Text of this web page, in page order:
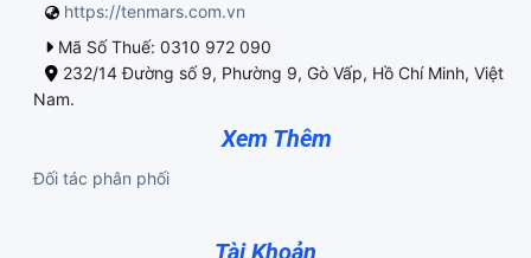
https://tenmars.com.vn
Mã Số Thuế: 0310 972 090
232/14 Đường số 9, Phường 9, Gò Vấp, Hồ Chí Minh, Việt
Nam.
Xem Thêm
Đối tác phân phối
Tài Khoản